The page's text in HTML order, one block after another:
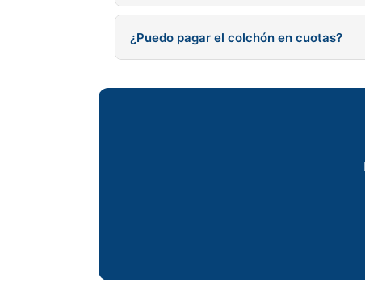
resortes y viscoelástica.
¿Puedo pagar el colchón en cuotas?